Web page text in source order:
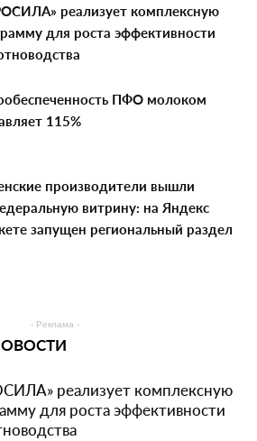
реализует комплексную
для роста эффективности
ПФО молоком
115%
производители вышли
витрину: на Яндекс
запущен региональный раздел
- Реклама -
реализует комплексную
для роста эффективности